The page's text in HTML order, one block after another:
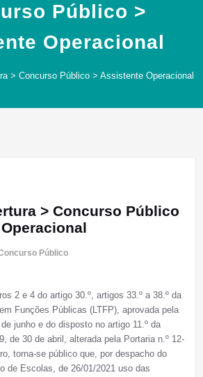
Público >
Operacional
> Concurso Público > Assistente Operacional
> Concurso Público
Público
2 e 4 do artigo 30.º, artigos 33.º a 38.º da
Funções Públicas (LTFP), aprovada pela
junho e do disposto no artigo 11.º da
de 30 de abril, alterada pela Portaria n.º 12-
torna-se público que, por despacho do
de Escolas, de 26/01/2021 uso das